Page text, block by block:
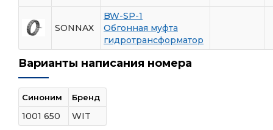
SONNAX
BW-SP-1
Обгонная муфта
гидротрансформатор
Варианты написания номера
Синоним Бренд
1001 650 WIT